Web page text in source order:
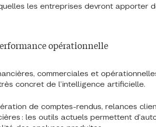
les entreprises devront apporter
opérationnelle
commerciales et
concret de l’intelligence artificielle.
de comptes-rendus, relances
: les outils actuels permettent